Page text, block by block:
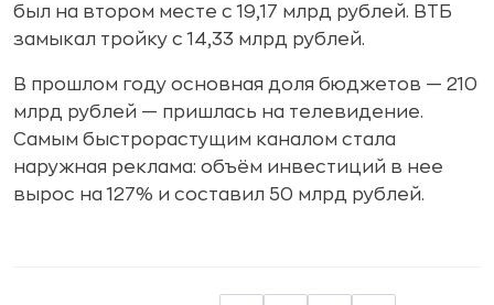
был на втором месте с 19,17 млрд рублей. ВТБ
замыкал тройку с 14,33 млрд рублей.
В прошлом году основная доля бюджетов — 210
млрд рублей — пришлась на телевидение.
Самым быстрорастущим каналом стала
наружная реклама: объём инвестиций в нее
вырос на 127% и составил 50 млрд рублей.